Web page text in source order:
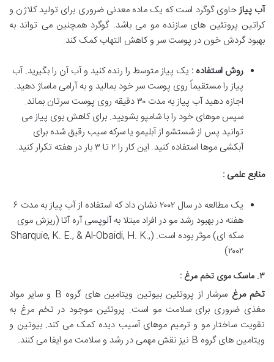
آب پیازحاوی گوگرد است که یک ماده معدنی ضروری برای تولید کلاژن و
کراتین پروتئین های سازنده مو می باشد. گوگرد همچنین می تواند به
بهبود گردش خون در پوست سر و کاهش التهاب کمک کند.
روش استفاده : یک پیاز متوسط را رنده کنید و آب آن را بگیرید. آب
پیاز را مستقیماً روی پوست سر خود بمالید و به آرامی ماساژ دهید.
اجازه دهید آب پیاز به مدت ۳۰ دقیقه روی پوست سرتان بماند.
سپس موهای خود را با شامپو بشویید. برای کاهش بوی پیاز می
توانید پس از شستشو از آبلیمو یا سرکه سیب رقیق شده برای
آبکشی موها استفاده کنید. این کار را ۲ تا ۳ بار در هفته تکرار کنید.
منابع علمی :
یک مطالعه در سال ۲۰۰۲ نشان داد که استفاده از آب پیاز به مدت ۶
هفته در بهبود رشد مو در افراد مبتلا به آلوپسی آره آتا (ریزش موی
سکه ای) موثر بوده است. (Sharquie, K. E., & Al-Obaidi, H. K.,
۲۰۰۲)
۳. ماسک موی تخم مرغ :
تخم مرغ
سرشار از پروتئین بیوتین ویتامین های گروه B و سایر مواد
مغذی ضروری برای سلامت مو است. پروتئین موجود در تخم مرغ به
تقویت ساختار مو و ترمیم موهای آسیب دیده کمک می کند. بیوتین و
ویتامین های گروه B نیز نقش مهمی در رشد و سلامت مو ایفا می کنند.